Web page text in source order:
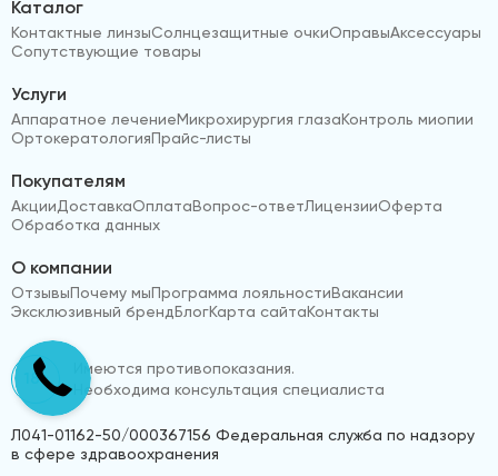
Каталог
Контактные линзыСолнцезащитные очкиОправыАксессуары
Сопутствующие товары
Услуги
Аппаратное лечениеМикрохирургия глазаКонтроль миопии
ОртокератологияПрайс-листы
Покупателям
АкцииДоставкаОплатаВопрос-ответЛицензииОферта
Обработка данных
О компании
ОтзывыПочему мыПрограмма лояльностиВакансии
Эксклюзивный брендБлогКарта сайтаКонтакты
18+
Имеются противопоказания.
Необходима консультация специалиста
Л041-01162-50/000367156 Федеральная служба по надзору
в сфере здравоохранения